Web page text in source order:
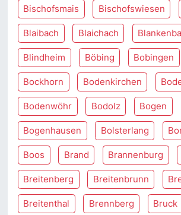
Bischofsmais Bischofswiesen
Blaibach Blaichach
Blindheim Böbing Bobingen
Bockhorn Bodenkirchen
Bodenwöhr Bodolz Bogen
Bogenhausen Bolsterlang
Boos Brand Brannenburg
Breitenberg Breitenbrunn
Breitenthal Brennberg Bruck